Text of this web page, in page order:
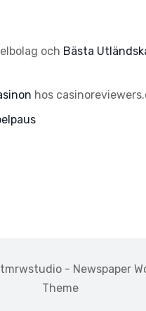
och Bästa
hos
- Newspaper
Theme